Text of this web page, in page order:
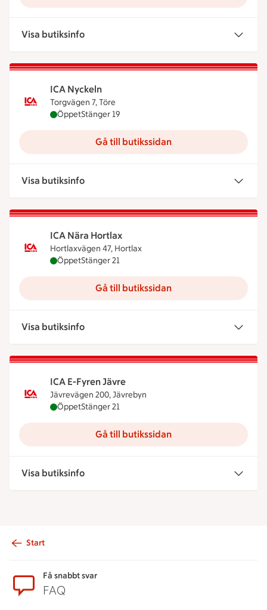
Visa butiksinfo
ICA Nyckeln
Torgvägen 7, Töre
ICA Nyckeln är öppen nu, stänger klockan 19
ÖppetStänger 19
Gå till butikssidan
Visa butiksinfo
ICA Nära Hortlax
Hortlaxvägen 47, Hortlax
ICA Nära Hortlax är öppen nu, stänger klockan 21
ÖppetStänger 21
Gå till butikssidan
Visa butiksinfo
ICA E-Fyren Jävre
Jävrevägen 200, Jävrebyn
ICA E-Fyren Jävre är öppen nu, stänger klockan 21
ÖppetStänger 21
Gå till butikssidan
Visa butiksinfo
Start
Få snabbt svar
FAQ